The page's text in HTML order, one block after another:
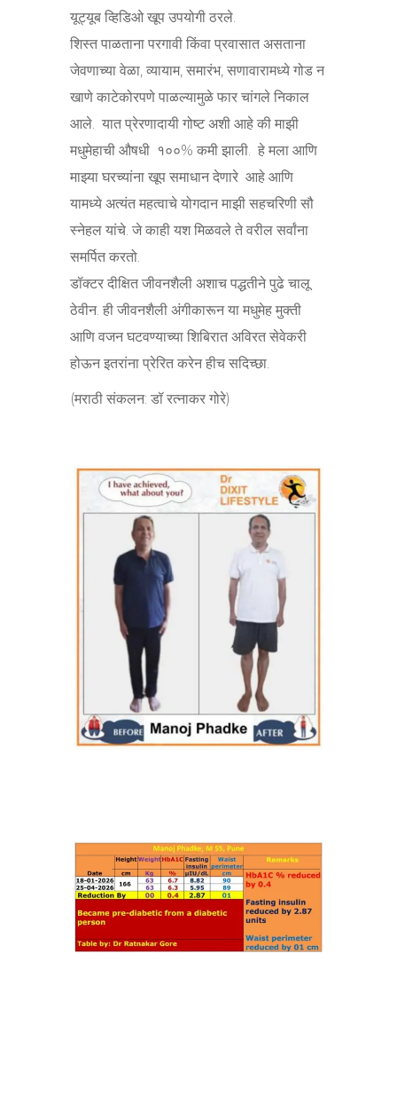
यूट्यूब व्हिडिओ खूप उपयोगी ठरले.
शिस्त पाळताना परगावी किंवा प्रवासात असताना
जेवणाच्या वेळा, व्यायाम, समारंभ, सणावारामध्ये गोड न
खाणे काटेकोरपणे पाळल्यामुळे फार चांगले निकाल
आले. यात प्रेरणादायी गोष्ट अशी आहे की माझी
मधुमेहाची औषधी १००% कमी झाली. हे मला आणि
माझ्या घरच्यांना खूप समाधान देणारे आहे आणि
यामध्ये अत्यंत महत्वाचे योगदान माझी सहचरिणी सौ
स्नेहल यांचे. जे काही यश मिळवले ते वरील सर्वांना
समर्पित करतो.
डॉक्टर दीक्षित जीवनशैली अशाच पद्धतीने पुढे चालू
ठेवीन. ही जीवनशैली अंगीकारून या मधुमेह मुक्ती
आणि वजन घटवण्याच्या शिबिरात अविरत सेवेकरी
होऊन इतरांना प्रेरित करेन हीच सदिच्छा.
(मराठी संकलन: डॉ रत्नाकर गोरे)